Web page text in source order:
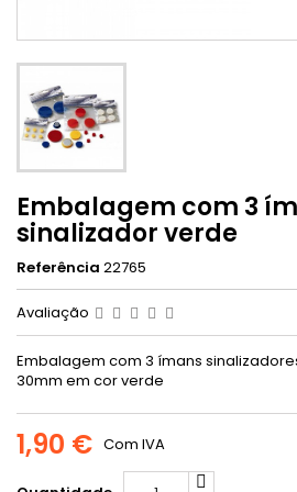
Embalagem com 3
sinalizador verde
Referência 22765
Avaliação
Embalagem com 3 ímans
30mm em cor verde
1,90 € Com IVA